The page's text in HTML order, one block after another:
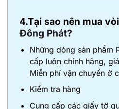
4.Tại sao nên mua
Đông Phát?
Những dòng sản phẩm
cấp luôn chính hãng,
Miễn phí vận chuyển ở
Kiểm tra hàng
Cung cấp các giấy tờ